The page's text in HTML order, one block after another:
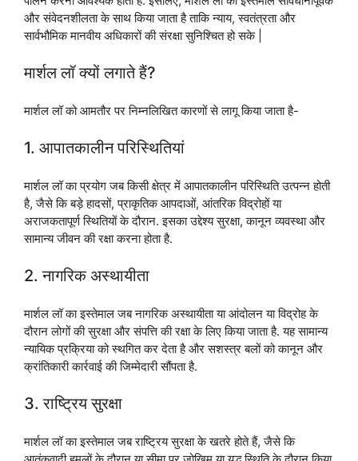
और संवेदनशीलता के साथ किया जाता है ताकि न्याय, स्वतंत्रता और
सार्वभौमिक मानवीय अधिकारों की संरक्षा सुनिश्चित हो सके |
मार्शल लॉ क्यों लगाते हैं?
मार्शल लॉ को आमतौर पर निम्नलिखित कारणों से लागू किया जाता है-
1. आपातकालीन परिस्थितियां
मार्शल लॉ का प्रयोग जब किसी क्षेत्र में आपातकालीन परिस्थिति उत्पन्न होती
है, जैसे कि बड़े हादसों, प्राकृतिक आपदाओं, आंतरिक विद्रोहों या
अराजकतापूर्ण स्थितियों के दौरान. इसका उद्देश्य सुरक्षा, कानून व्यवस्था और
सामान्य जीवन की रक्षा करना होता है.
2. नागरिक अस्थायीता
मार्शल लॉ का इस्तेमाल जब नागरिक अस्थायीता या आंदोलन या विद्रोह के
दौरान लोगों की सुरक्षा और संपत्ति की रक्षा के लिए किया जाता है. यह सामान्य
न्यायिक प्रक्रिया को स्थगित कर देता है और सशस्त्र बलों को कानून और
क्रांतिकारी कार्रवाई की जिम्मेदारी सौंपता है.
3. राष्ट्रिय सुरक्षा
मार्शल लॉ का इस्तेमाल जब राष्ट्रिय सुरक्षा के खतरे होते हैं, जैसे कि